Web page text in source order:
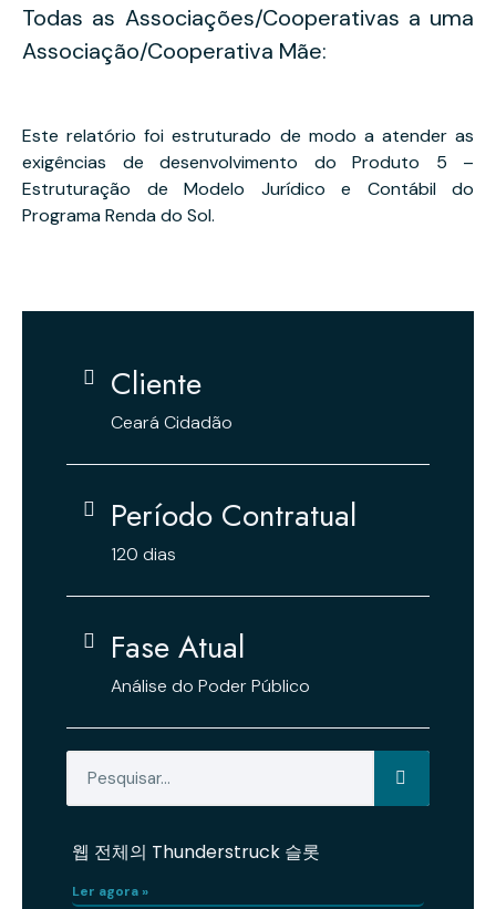
Todas as Associações/Cooperativas a uma
Associação/Cooperativa Mãe:
Este relatório foi estruturado de modo a atender as
exigências de desenvolvimento do Produto 5 –
Estruturação de Modelo Jurídico e Contábil do
Programa Renda do Sol.
Cliente
Ceará Cidadão
Período Contratual
120 dias
Fase Atual
Análise do Poder Público
웹 전체의 Thunderstruck 슬롯
Ler agora »